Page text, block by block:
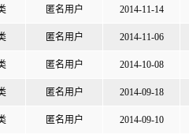
匿名用户 2014-11-14
匿名用户 2014-11-06
匿名用户 2014-10-08
匿名用户 2014-09-18
匿名用户 2014-09-10